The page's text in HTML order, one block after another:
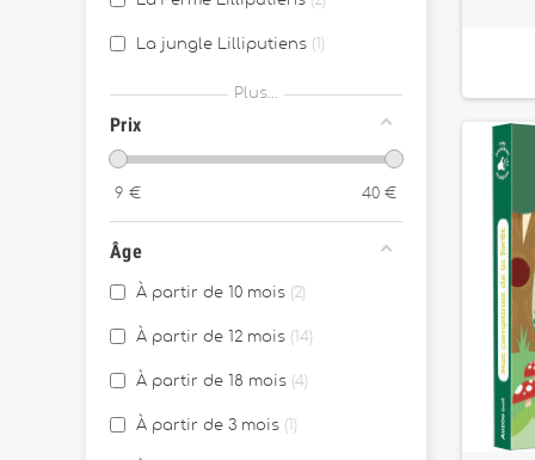
La jungle Lilliputiens
Léna la licorne
Léon le hérisson
Marius le rhinocéros 1
Plus...
Prix
9 € 40 €
Âge
À partir de 10 mois 2
À partir de 12 mois 14
À partir de 18 mois 4
À partir de 3 mois